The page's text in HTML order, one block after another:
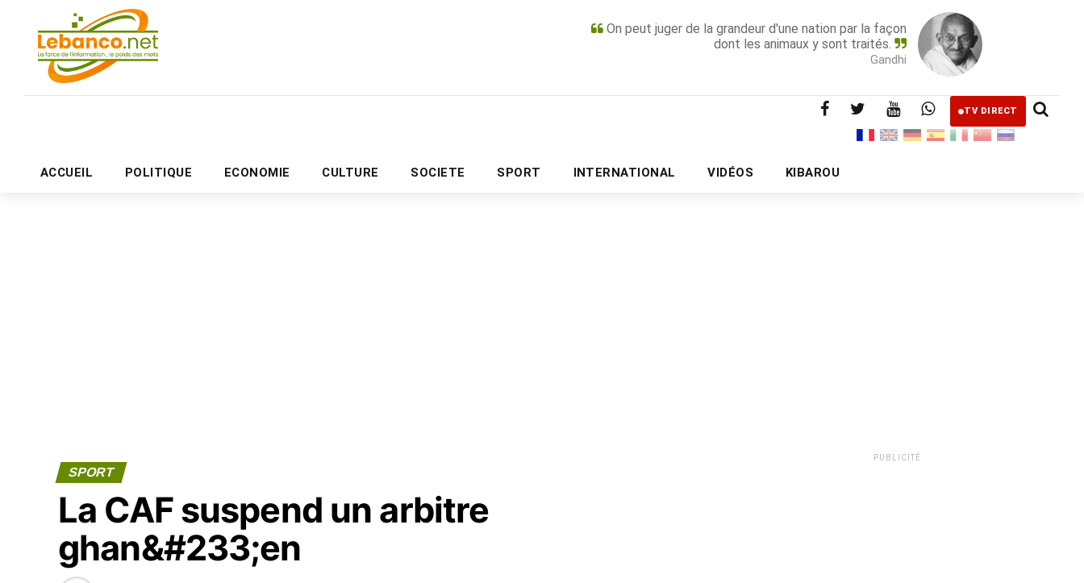
On peut juger de la grandeur d'une nation par la façon
dont les animaux y sont traités.
Gandhi
TV DIRECT
ACCUEIL POLITIQUE ECONOMIE CULTURE SOCIETE SPORT INTERNATIONAL VIDÉOS KIBAROU
PUBLICITÉ
SPORT
La CAF suspend un arbitre
ghan&#233;en
PUBLICITÉ